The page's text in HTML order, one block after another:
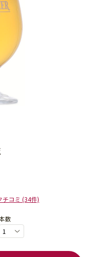
チコミ (34件)
数